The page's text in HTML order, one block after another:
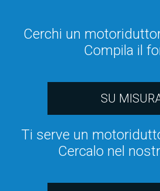
Cerchi un
Compila il
SU
Ti serve un
Cercalo nel